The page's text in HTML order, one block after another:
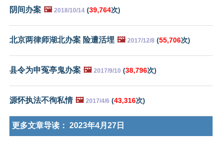
阴间办案 🖼️ 2018/10/14 (39,764次)
北京两律师湖北办案 险遭活埋 🖼️ 2017/12/8 (55,706次)
县令为申冤亭鬼办案 🖼️ 2017/9/10 (38,796次)
源怀执法不徇私情 🖼️ 2017/4/6 (43,316次)
更多文章导读： 2023年4月27日